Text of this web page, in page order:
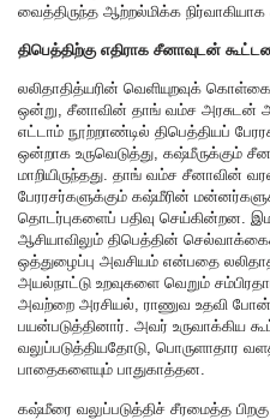
வைத்திருந்த ஆற்றல்மிக்க நிர்வாகியாக
திபெத்திற்கு எதிராக சீனாவுடன்
லலிதாதித்யரின் வெளியுறவுக்
ஒன்று, சீனாவின் தாங் வம்ச அரசுடன்
எட்டாம் நூற்றாண்டில் திபெத்தியப்
ஒன்றாக உருவெடுத்து, கஷ்மீருக்கும்
மாறியிருந்தது. தாங் வம்ச சீனாவின்
பேரரசர்களுக்கும் கஷ்மீரின்
தொடர்புகளைப் பதிவு செய்கின்றன.
ஆசியாவிலும் திபெத்தின்
ஒத்துழைப்பு அவசியம் என்பதை
அயல்நாட்டு உறவுகளை வெறும்
அவற்றை அரசியல், ராணுவ உதவி
பயன்படுத்தினார். அவர் உருவாக்கிய
வலுப்படுத்தியதோடு, பொருளாதார
பாதைகளையும் பாதுகாத்தன.
கஷ்மீரை வலுப்படுத்திச் சீரமைத்த